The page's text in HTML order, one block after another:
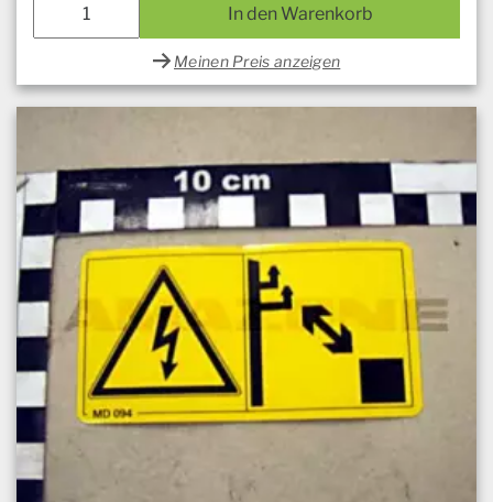
In den Warenkorb
Meinen Preis anzeigen